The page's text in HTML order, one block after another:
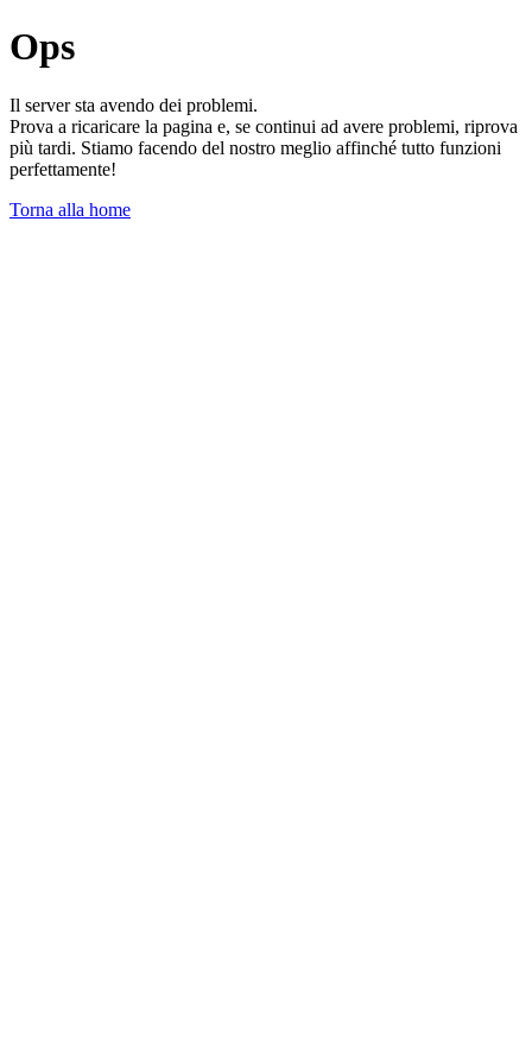
Ops
Il server sta avendo dei problemi.
Prova a ricaricare la pagina e, se continui ad avere problemi, riprova
più tardi. Stiamo facendo del nostro meglio affinché tutto funzioni
perfettamente!
Torna alla home